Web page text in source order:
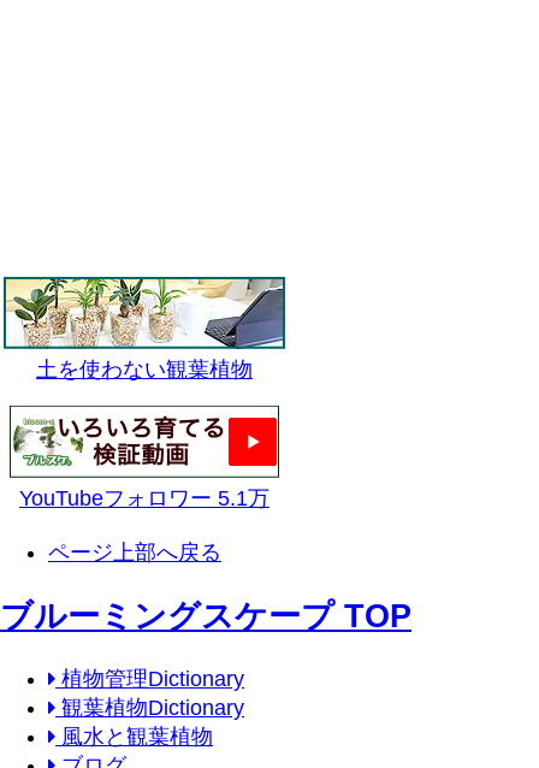
土を使わない観葉植物
YouTubeフォロワー 5.1万
ページ上部へ戻る
ブルーミングスケープ TOP
植物管理Dictionary
観葉植物Dictionary
風水と観葉植物